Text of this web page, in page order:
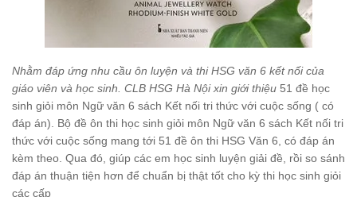
Nhằm đáp ứng nhu cầu ôn luyện và thi HSG văn 6 kết nối của
giáo viên và học sinh. CLB HSG Hà Nội xin giới thiệu 51 đề học
sinh giỏi môn Ngữ văn 6 sách Kết nối tri thức với cuộc sống ( có
đáp án). Bộ đề ôn thi học sinh giỏi môn Ngữ văn 6 sách Kết nối tri
thức với cuộc sống mang tới 51 đề ôn thi HSG Văn 6, có đáp án
kèm theo. Qua đó, giúp các em học sinh luyện giải đề, rồi so sánh
đáp án thuận tiện hơn để chuẩn bị thật tốt cho kỳ thi học sinh giỏi
các cấp